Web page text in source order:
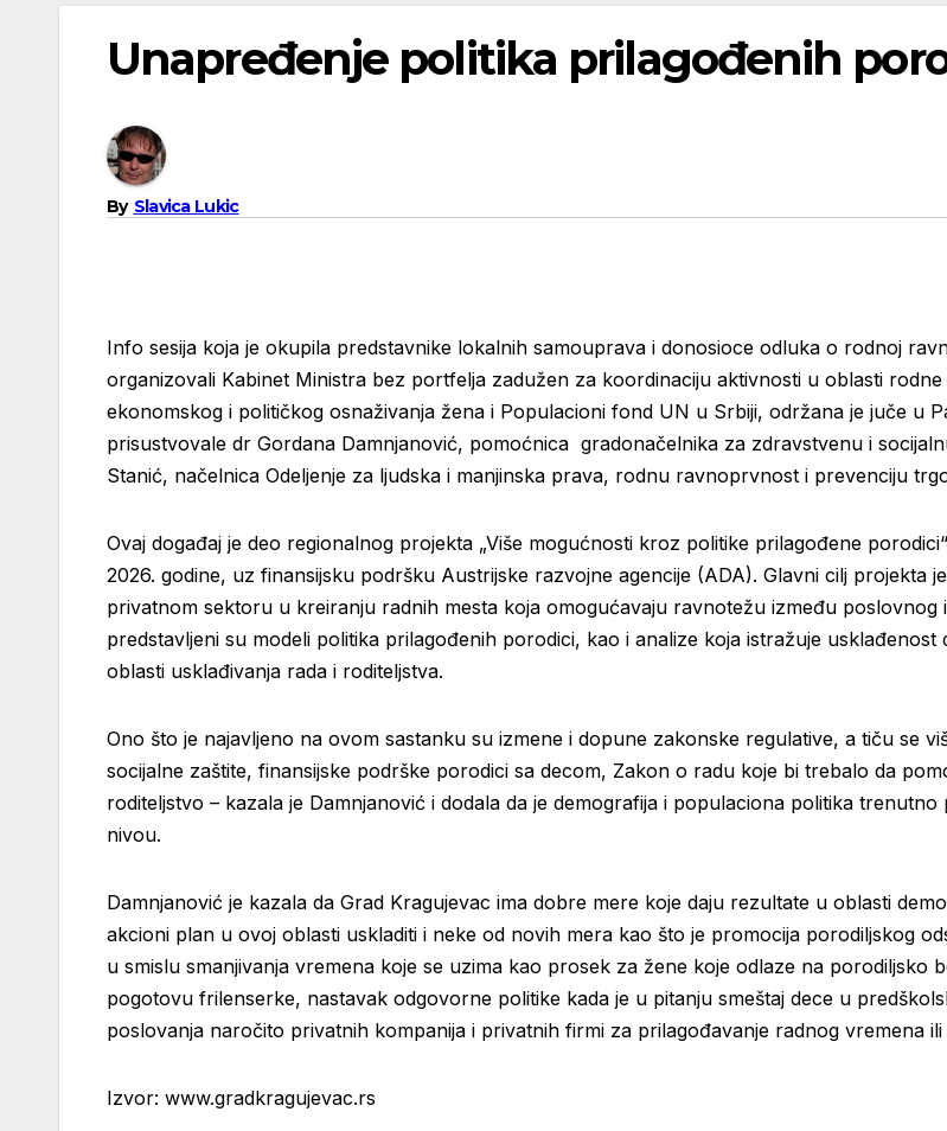
Unapređenje politika prilagođenih
By Slavica Lukic
Info sesija koja je okupila predstavnike lokalnih samouprava i donosioce odluka o rodnoj
organizovali Kabinet Ministra bez portfelja zadužen za koordinaciju aktivnosti u oblasti
ekonomskog i političkog osnaživanja žena i Populacioni fond UN u Srbiji, održana je juče u
prisustvovale dr Gordana Damnjanović, pomoćnica gradonačelnika za zdravstvenu i
Stanić, načelnica Odeljenje za ljudska i manjinska prava, rodnu ravnoprvnost i prevenciju
Ovaj događaj je deo regionalnog projekta „Više mogućnosti kroz politike prilagođene
2026. godine, uz finansijsku podršku Austrijske razvojne agencije (ADA). Glavni cilj
privatnom sektoru u kreiranju radnih mesta koja omogućavaju ravnotežu između poslovnog
predstavljeni su modeli politika prilagođenih porodici, kao i analize koja istražuje
oblasti usklađivanja rada i roditeljstva.
Ono što je najavljeno na ovom sastanku su izmene i dopune zakonske regulative, a tiču se
socijalne zaštite, finansijske podrške porodici sa decom, Zakon o radu koje bi trebalo da
roditeljstvo – kazala je Damnjanović i dodala da je demografija i populaciona politika
nivou.
Damnjanović je kazala da Grad Kragujevac ima dobre mere koje daju rezultate u oblasti
akcioni plan u ovoj oblasti uskladiti i neke od novih mera kao što je promocija porodiljskog
u smislu smanjivanja vremena koje se uzima kao prosek za žene koje odlaze na
pogotovu frilenserke, nastavak odgovorne politike kada je u pitanju smeštaj dece u
poslovanja naročito privatnih kompanija i privatnih firmi za prilagođavanje radnog vremena
Izvor: www.gradkragujevac.rs